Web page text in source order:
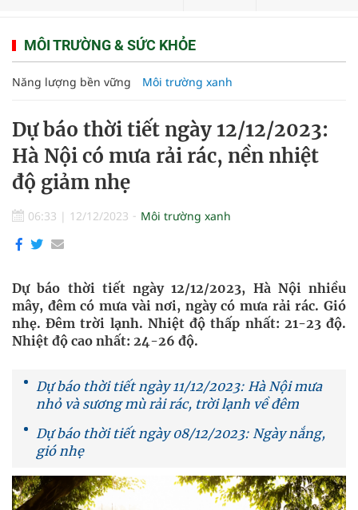
MÔI TRƯỜNG & SỨC KHỎE
Năng lượng bền vững Môi trường xanh
Dự báo thời tiết ngày 12/12/2023:
Hà Nội có mưa rải rác, nền nhiệt
độ giảm nhẹ
06:33 | 12/12/2023 Môi trường xanh
Dự báo thời tiết ngày 12/12/2023, Hà Nội nhiều
mây, đêm có mưa vài nơi, ngày có mưa rải rác. Gió
nhẹ. Đêm trời lạnh. Nhiệt độ thấp nhất: 21-23 độ.
Nhiệt độ cao nhất: 24-26 độ.
Dự báo thời tiết ngày 11/12/2023: Hà Nội mưa
nhỏ và sương mù rải rác, trời lạnh về đêm
Dự báo thời tiết ngày 08/12/2023: Ngày nắng,
gió nhẹ